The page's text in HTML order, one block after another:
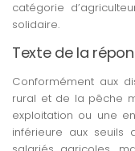
catégorie
solidaire.
Texte de la
Conformément aux
rural et de la pêche
exploitation ou une
inférieure aux seuils